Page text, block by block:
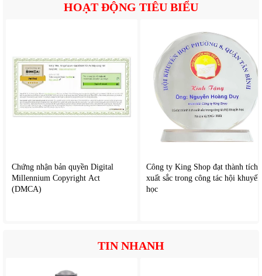
HOẠT ĐỘNG TIÊU BIỂU
Chứng nhận bản quyền Digital
Millennium Copyright Act
(DMCA)
Công ty King Shop đạt thành tích
xuất sắc trong công tác hội khuyến
học
TIN NHANH